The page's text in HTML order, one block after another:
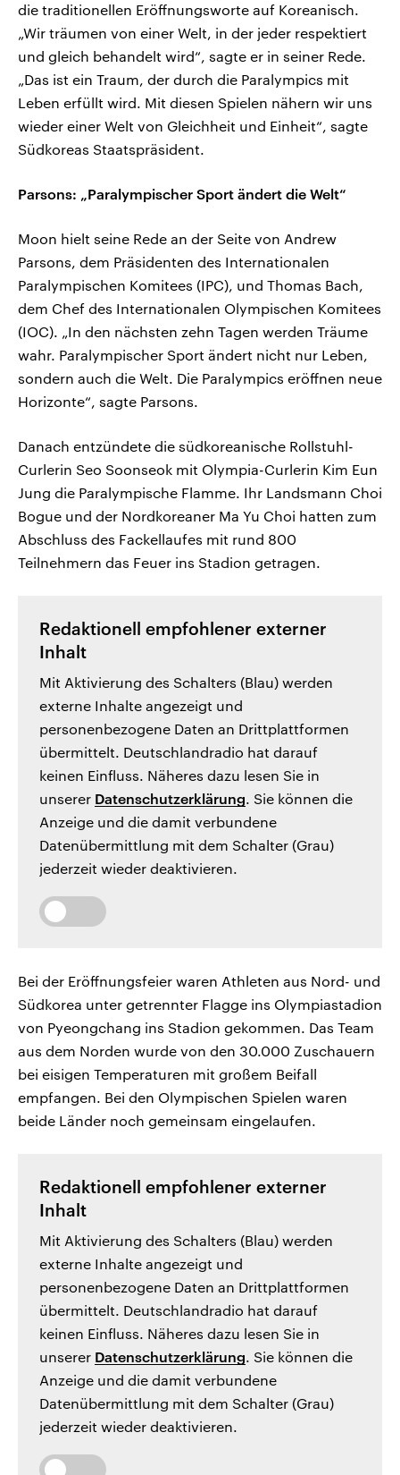
die traditionellen Eröffnungsworte auf Koreanisch.
„Wir träumen von einer Welt, in der jeder respektiert
und gleich behandelt wird“, sagte er in seiner Rede.
„Das ist ein Traum, der durch die Paralympics mit
Leben erfüllt wird. Mit diesen Spielen nähern wir uns
wieder einer Welt von Gleichheit und Einheit“, sagte
Südkoreas Staatspräsident.
Parsons: „Paralympischer Sport ändert die Welt“
Moon hielt seine Rede an der Seite von Andrew
Parsons, dem Präsidenten des Internationalen
Paralympischen Komitees (IPC), und Thomas Bach,
dem Chef des Internationalen Olympischen Komitees
(IOC). „In den nächsten zehn Tagen werden Träume
wahr. Paralympischer Sport ändert nicht nur Leben,
sondern auch die Welt. Die Paralympics eröffnen neue
Horizonte“, sagte Parsons.
Danach entzündete die südkoreanische Rollstuhl-
Curlerin Seo Soonseok mit Olympia-Curlerin Kim Eun
Jung die Paralympische Flamme. Ihr Landsmann Choi
Bogue und der Nordkoreaner Ma Yu Choi hatten zum
Abschluss des Fackellaufes mit rund 800
Teilnehmern das Feuer ins Stadion getragen.
Redaktionell empfohlener externer
Inhalt
Mit Aktivierung des Schalters (Blau) werden
externe Inhalte angezeigt und
personenbezogene Daten an Drittplattformen
übermittelt. Deutschlandradio hat darauf
keinen Einfluss. Näheres dazu lesen Sie in
unserer Datenschutzerklärung. Sie können die
Anzeige und die damit verbundene
Datenübermittlung mit dem Schalter (Grau)
jederzeit wieder deaktivieren.
Bei der Eröffnungsfeier waren Athleten aus Nord- und
Südkorea unter getrennter Flagge ins Olympiastadion
von Pyeongchang ins Stadion gekommen. Das Team
aus dem Norden wurde von den 30.000 Zuschauern
bei eisigen Temperaturen mit großem Beifall
empfangen. Bei den Olympischen Spielen waren
beide Länder noch gemeinsam eingelaufen.
Redaktionell empfohlener externer
Inhalt
Mit Aktivierung des Schalters (Blau) werden
externe Inhalte angezeigt und
personenbezogene Daten an Drittplattformen
übermittelt. Deutschlandradio hat darauf
keinen Einfluss. Näheres dazu lesen Sie in
unserer Datenschutzerklärung. Sie können die
Anzeige und die damit verbundene
Datenübermittlung mit dem Schalter (Grau)
jederzeit wieder deaktivieren.